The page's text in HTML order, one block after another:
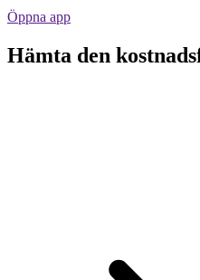
Öppna app
Hämta den